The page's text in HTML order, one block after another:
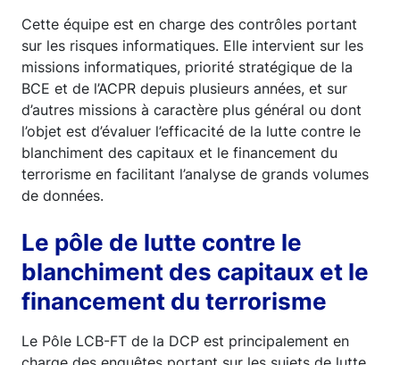
Cette équipe est en charge des contrôles portant
sur les risques informatiques. Elle intervient sur les
missions informatiques, priorité stratégique de la
BCE et de l’ACPR depuis plusieurs années, et sur
d’autres missions à caractère plus général ou dont
l’objet est d’évaluer l’efficacité de la lutte contre le
blanchiment des capitaux et le financement du
terrorisme en facilitant l’analyse de grands volumes
de données.
Le pôle de lutte contre le
blanchiment des capitaux et le
financement du terrorisme
Le Pôle LCB-FT de la DCP est principalement en